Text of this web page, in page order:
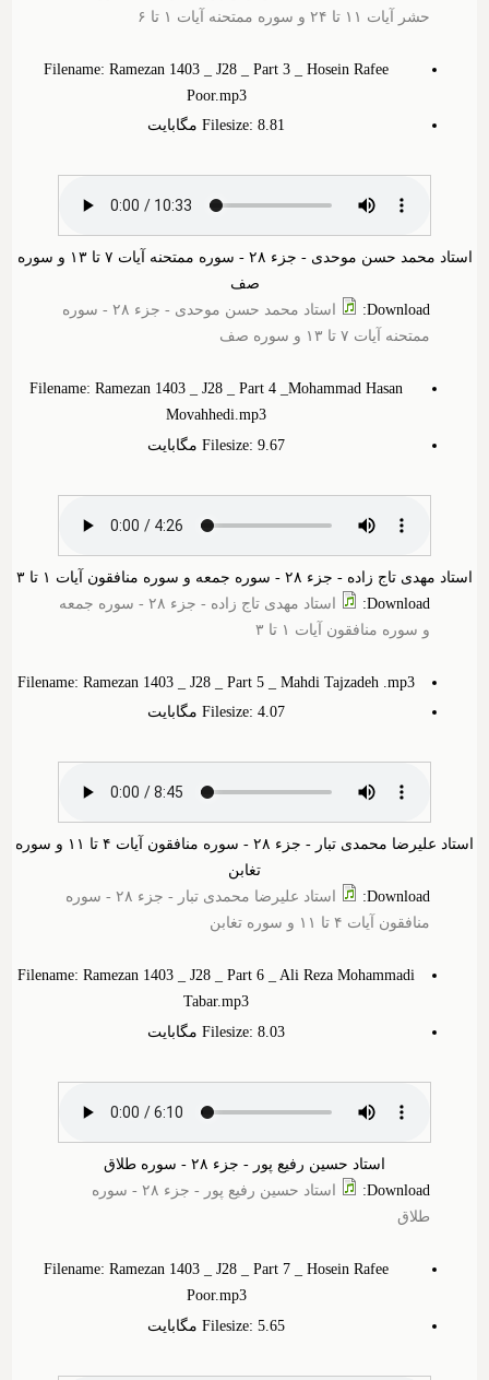
حشر آیات ۱۱ تا ۲۴ و سوره ممتحنه آیات ۱ تا ۶
Filename: Ramezan 1403 _ J28 _ Part 3 _ Hosein Rafee
Poor.mp3
Filesize: 8.‎81 مگابایت
استاد محمد حسن موحدی - جزء ۲۸ - سوره ممتحنه آیات ۷ تا ۱۳ و سوره
صف
Download
:
استاد محمد حسن موحدی - جزء ۲۸ - سوره
ممتحنه آیات ۷ تا ۱۳ و سوره صف
Filename: Ramezan 1403 _ J28 _ Part 4 _Mohammad Hasan
Movahhedi.mp3
Filesize: 9.‎67 مگابایت
استاد مهدی تاج زاده - جزء ۲۸ - سوره جمعه و سوره منافقون آیات ۱ تا ۳
Download
:
استاد مهدی تاج زاده - جزء ۲۸ - سوره جمعه
و سوره منافقون آیات ۱ تا ۳
Filename: Ramezan 1403 _ J28 _ Part 5 _ Mahdi Tajzadeh .mp3
Filesize: 4.‎07 مگابایت
استاد علیرضا محمدی تبار - جزء ۲۸ - سوره منافقون آیات ۴ تا ۱۱ و سوره
تغابن
Download
:
استاد علیرضا محمدی تبار - جزء ۲۸ - سوره
منافقون آیات ۴ تا ۱۱ و سوره تغابن
Filename: Ramezan 1403 _ J28 _ Part 6 _ Ali Reza Mohammadi
Tabar.mp3
Filesize: 8.‎03 مگابایت
استاد حسین رفیع پور - جزء ۲۸ - سوره طلاق
Download
:
استاد حسین رفیع پور - جزء ۲۸ - سوره
طلاق
Filename: Ramezan 1403 _ J28 _ Part 7 _ Hosein Rafee
Poor.mp3
Filesize: 5.‎65 مگابایت